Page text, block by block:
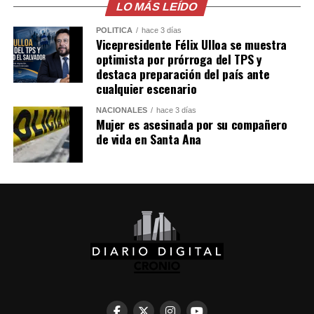
LO MÁS LEÍDO
POLÍTICA hace 3 días
Vicepresidente Félix Ulloa se muestra
optimista por prórroga del TPS y
destaca preparación del país ante
cualquier escenario
NACIONALES hace 3 días
Mujer es asesinada por su compañero
de vida en Santa Ana